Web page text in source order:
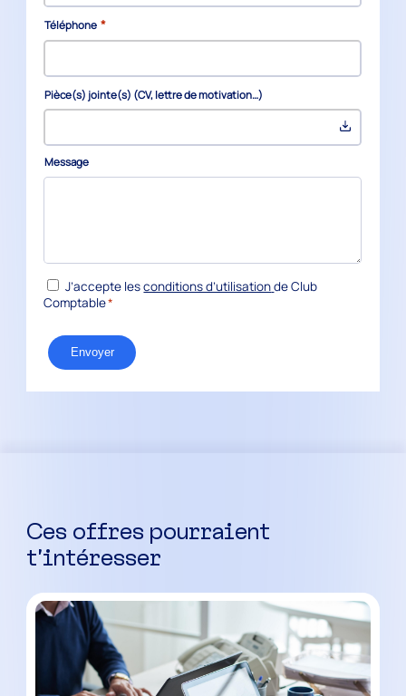
Téléphone *
Pièce(s) jointe(s) (CV, lettre de motivation…)
Message
RGPD
* J’accepte lesconditions d’utilisationde Club
Comptable*
Ces offres pourraient
t’intéresser